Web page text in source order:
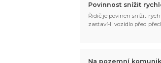
Povinnost snížit
Řidič je povinen snížit
zastaví-li vozidlo před
Na pozemní